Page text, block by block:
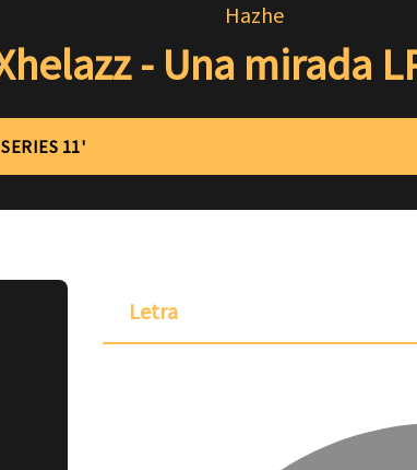
Hazhe
- Una mirada
11'
Letra